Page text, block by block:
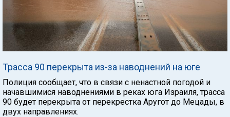
Трасса 90 перекрыта из-за наводнений на юге
Полиция сообщает, что в связи с ненастной погодой и
начавшимися наводнениями в реках юга Израиля, трасса
90 будет перекрыта от перекрестка Аругот до Мецады, в
двух направлениях.